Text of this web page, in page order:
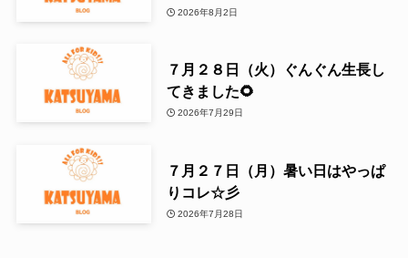
2026年8月2日
７月２８日（火）ぐんぐん生長し
てきました🌻
2026年7月29日
７月２７日（月）暑い日はやっぱ
りコレ☆彡
2026年7月28日